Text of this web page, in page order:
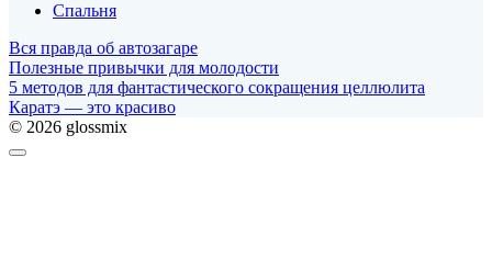
Спальня
Вся правда об автозагаре
Полезные привычки для молодости
5 методов для фантастического сокращения целлюлита
Каратэ — это красиво
© 2026 glossmix